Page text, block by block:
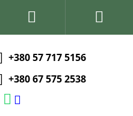
+380 57 717 5156
+380 67 575 2538